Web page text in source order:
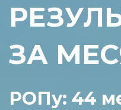
ЗА
РОПу: 44